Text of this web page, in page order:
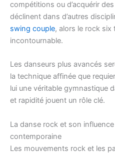
compétitions ou d’acquérir
déclinent dans d’autres
swing couple, alors le rock six
incontournable.
Les danseurs plus avancés
la technique affinée que
lui une véritable gymnastique
et rapidité jouent un rôle clé.
La danse rock et son
contemporaine
Les mouvements rock et les